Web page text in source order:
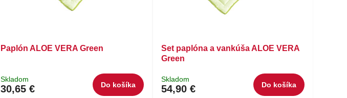
Paplón ALOE VERA Green
Skladom
30,65 € Do košíka
Set paplóna a vankúša ALOE VERA
Green
Skladom
54,90 € Do košíka